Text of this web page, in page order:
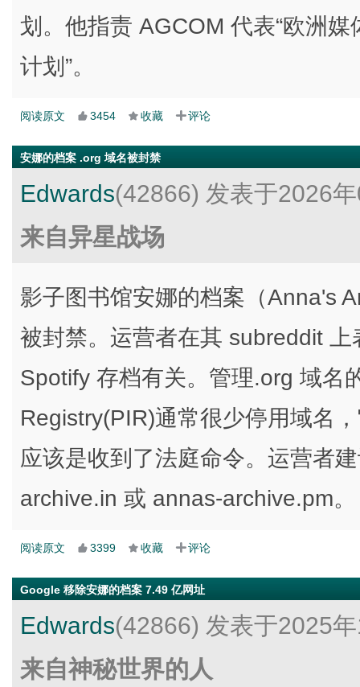
划。他指责 AGCOM 代表“欧洲
计划”。
阅读原文 3454 收藏 评论
安娜的档案 .org 域名被封禁
Edwards(42866) 发表于2026
来自异星战场
影子图书馆安娜的档案（Anna's
被封禁。运营者在其 subreddit
Spotify 存档有关。管理.org 域名
Registry(PIR)通常很少停用域名
应该是收到了法庭命令。运营者
archive.in 或 annas-archive.pm。
阅读原文 3399 收藏 评论
Google 移除安娜的档案 7.49 亿网址
Edwards(42866) 发表于2025
来自神秘世界的人